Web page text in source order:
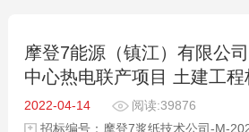
摩登7能源（镇江）有限公
中心热电联产项目 土建工程
2022-04-14
阅读:39876
招标编号：摩登7浆纸技术公司-M-